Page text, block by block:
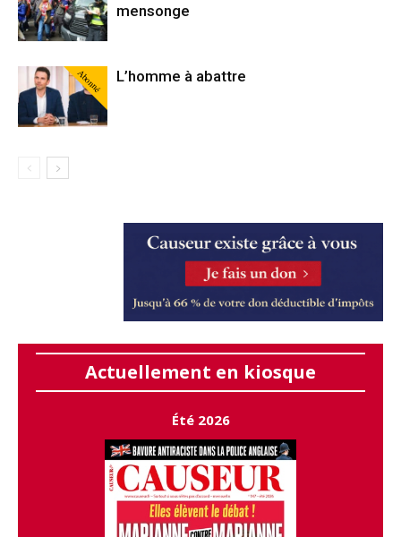
mensonge
Abonné L’homme à abattre
Actuellement en kiosque
Été 2026